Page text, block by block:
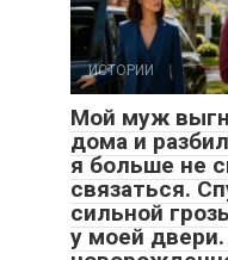
ИСТОРИИ
Мой муж
дома и
я больше не
связаться.
сильной
у моей